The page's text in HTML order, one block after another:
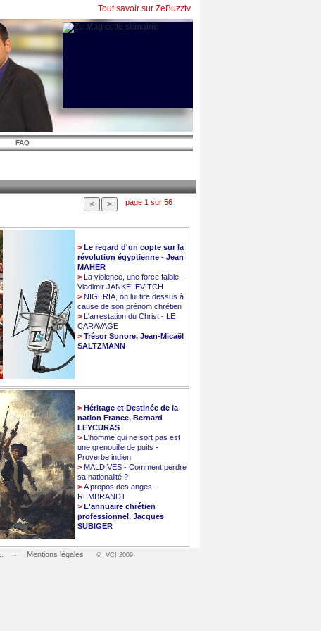
Tout savoir sur ZeBuzztv
FAQ
page 1 sur 56
> Le regard d'un copte sur la
révolution égyptienne - Jean
MAHER
> La violence, une force faible -
Vladimir JANKELEVITCH
> NIGERIA, on lui tire dessus à
cause de son prénom chrétien
> L'arrestation du Christ - LE
CARAVAGE
> Trésor Sonore, Jean-Micaël
SALTZMANN
> Héritage et Destinée de la
nation France, Bernard
LEYCURAS
> L'homme qui ne sort pas est
une grenouille de puits -
Proverbe indien
> MALDIVES - Comment perdre
sa nationalité ?
> A propos des anges -
REMBRANDT
> L'annuaire chrétien
professionnel, Jacques
SUBIGER
- Mentions légales © VCI 2009